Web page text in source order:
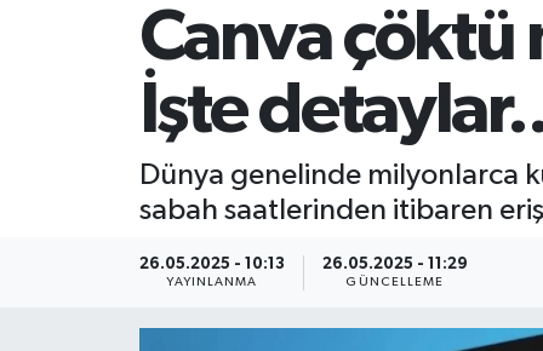
Canva çöktü
İşte
Dünya genelinde milyonlarca
sabah saatlerinden itibaren
26.05.2025 - 10:13
YAYINLANMA
26.05.2025 - 11:29
GÜNCELLEME
Yurttan Haberler
Ekonomi
Rize Trafik Yoğunluk Haritası
Süper Lig Puan Durumu ve Fikstür
Tüm Manşetler
Son Dakika Haberleri
Haber Arşivi